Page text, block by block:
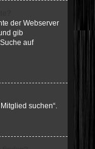
der Webserver
gib
auf
suchen“.